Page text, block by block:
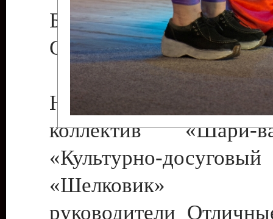
Бендеры ,
Светлана Георгиевна
Народный цирковой
коллектив
«Культурно-
«Шелковик»
руководители